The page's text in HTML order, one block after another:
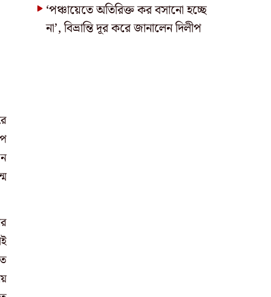
‘পঞ্চায়েতে অতিরিক্ত কর বসানো হচ্ছে
না’, বিভ্রান্তি দূর করে জানালেন দিলীপ